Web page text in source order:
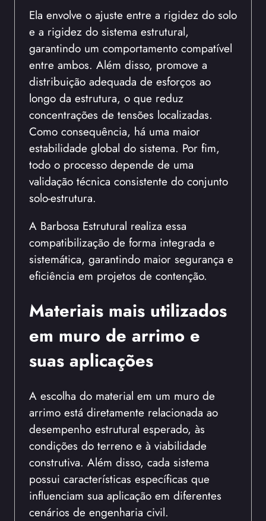
Ela envolve o ajuste entre a rigidez do solo
e a rigidez do sistema estrutural,
garantindo um comportamento compatível
entre ambos. Além disso, promove a
distribuição adequada de esforços ao
longo da estrutura, o que reduz
concentrações de tensões localizadas.
Como consequência, há uma maior
estabilidade global do sistema. Por fim,
todo o processo depende de uma
validação técnica consistente do conjunto
solo-estrutura.
A Barbosa Estrutural realiza essa
compatibilização de forma integrada e
sistemática, garantindo maior segurança e
eficiência em projetos de contenção.
Materiais mais utilizados
em muro de arrimo e
suas aplicações
A escolha do material em um muro de
arrimo está diretamente relacionada ao
desempenho estrutural esperado, às
condições do terreno e à viabilidade
construtiva. Além disso, cada sistema
possui características específicas que
influenciam sua aplicação em diferentes
cenários de engenharia civil.